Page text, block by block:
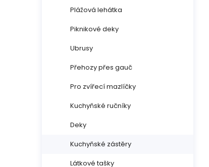
Plážová lehátka
Piknikové deky
Ubrusy
Přehozy přes gauč
Pro zvířecí mazlíčky
Kuchyňské ručníky
Deky
Kuchyňské zástěry
Látkové tašky